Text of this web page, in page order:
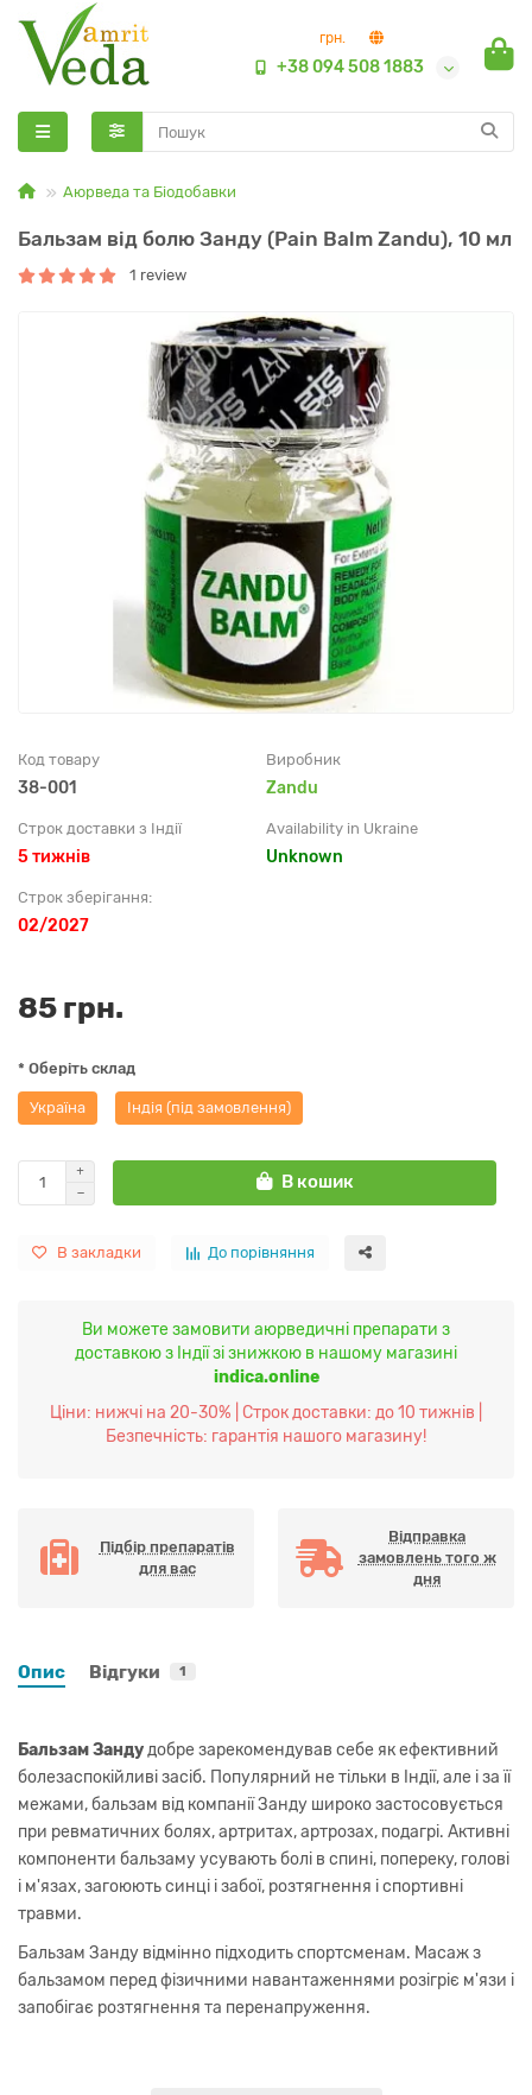
грн.
+38 094 508 1883
Аюрведа та Біодобавки
Бальзам від болю Занду (Pain Balm Zandu), 10 мл
1 review
Код товару
38-001
Виробник
Zandu
Строк доставки з Індії
5 тижнів
Availability in Ukraine
Unknown
Строк зберігання:
02/2027
85 грн.
* Оберіть склад
Україна Індія (під замовлення)
В кошик
В закладки До порівняння
Ви можете замовити аюрведичні препарати з
доставкою з Індії зі знижкою в нашому магазині
indica.online
Ціни: нижчі на 20-30% | Строк доставки: до 10 тижнів |
Безпечність: гарантія нашого магазину!
Підбір препаратів
для вас
Відправка
замовлень того ж
дня
Опис Відгуки 1
Бальзам Зандудобре зарекомендував себе як ефективний
болезаспокійливі засіб. Популярний не тільки в Індії, але і за її
межами, бальзам від компанії Занду широко застосовується
при ревматичних болях, артритах, артрозах, подагрі. Активні
компоненти бальзаму усувають болі в спині, попереку, голові
і м'язах, загоюють синці і забої, розтягнення і спортивні
травми.
Бальзам Занду відмінно підходить спортсменам. Масаж з
бальзамом перед фізичними навантаженнями розігріє м'язи і
запобігає розтягнення та перенапруження.